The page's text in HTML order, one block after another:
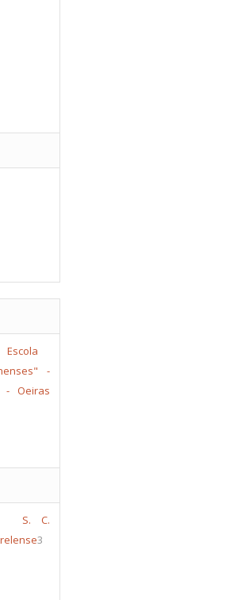
Escola
-
- Oeiras
S. C.
3